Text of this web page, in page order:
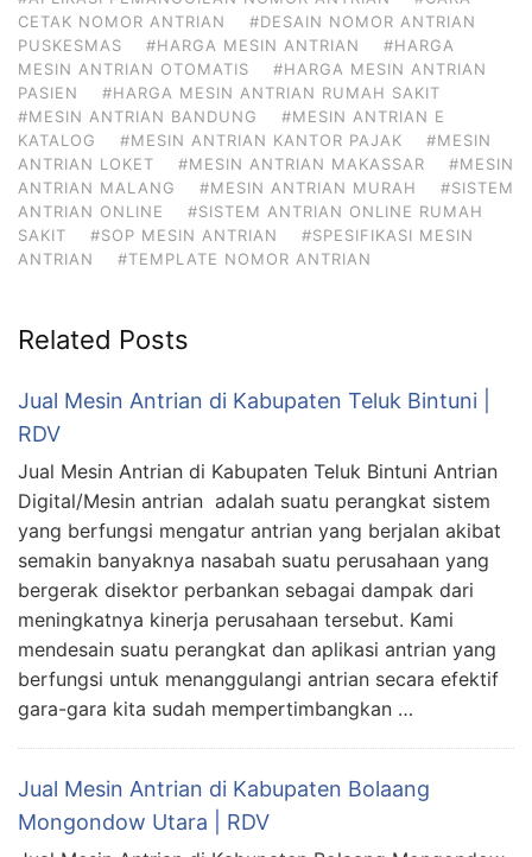
CETAK NOMOR ANTRIAN
#DESAIN NOMOR ANTRIAN
PUSKESMAS
#HARGA MESIN ANTRIAN
#HARGA
MESIN ANTRIAN OTOMATIS
#HARGA MESIN ANTRIAN
PASIEN
#HARGA MESIN ANTRIAN RUMAH SAKIT
#MESIN ANTRIAN BANDUNG
#MESIN ANTRIAN E
KATALOG
#MESIN ANTRIAN KANTOR PAJAK
#MESIN
ANTRIAN LOKET
#MESIN ANTRIAN MAKASSAR
#MESIN
ANTRIAN MALANG
#MESIN ANTRIAN MURAH
#SISTEM
ANTRIAN ONLINE
#SISTEM ANTRIAN ONLINE RUMAH
SAKIT
#SOP MESIN ANTRIAN
#SPESIFIKASI MESIN
ANTRIAN
#TEMPLATE NOMOR ANTRIAN
Related Posts
Jual Mesin Antrian di Kabupaten Teluk Bintuni |
RDV
Jual Mesin Antrian di Kabupaten Teluk Bintuni Antrian
Digital/Mesin antrian adalah suatu perangkat sistem
yang berfungsi mengatur antrian yang berjalan akibat
semakin banyaknya nasabah suatu perusahaan yang
bergerak disektor perbankan sebagai dampak dari
meningkatnya kinerja perusahaan tersebut. Kami
mendesain suatu perangkat dan aplikasi antrian yang
berfungsi untuk menanggulangi antrian secara efektif
gara-gara kita sudah mempertimbangkan …
Jual Mesin Antrian di Kabupaten Bolaang
Mongondow Utara | RDV